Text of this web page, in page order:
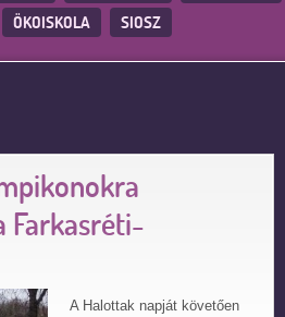
ÖKOISKOLA SIOSZ
Farkasréti-
A Halottak napját követően